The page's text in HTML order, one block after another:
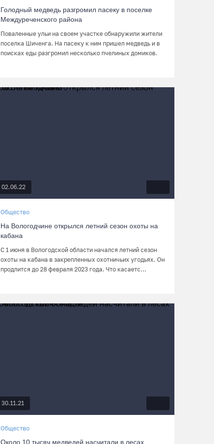
Голодный медведь разгромил пасеку в поселке
Междуреченского района
Поваленные ульи на своем участке обнаружили жители
поселка Шиченга. На пасеку к ним пришел медведь и в
поисках еды разгромил несколько пчелиных домиков.
02.06.22
Общество
На Вологодчине открылся летний сезон охоты на
кабана
С 1 июня в Вологодской области начался летний сезон
охоты на кабана в закрепленных охотничьих угодьях. Он
продлится до 28 февраля 2023 года. Что касаетс...
30.11.21
Общество
Около 10 тысяч медведей насчитали в лесах